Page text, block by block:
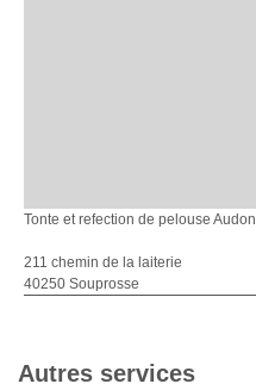
Tonte et refection de pelouse Audon
211 chemin de la laiterie
40250 Souprosse
Autres services